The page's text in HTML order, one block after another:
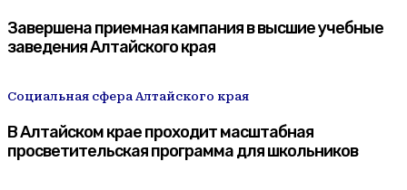
Завершена приемная кампания в высшие учебные
заведения Алтайского края
Социальная сфера Алтайского края
В Алтайском крае проходит масштабная
просветительская программа для школьников